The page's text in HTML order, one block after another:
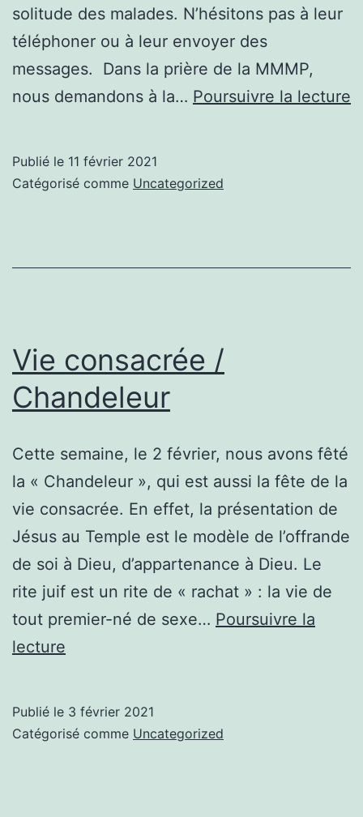
solitude des malades. N’hésitons pas à leur
téléphoner ou à leur envoyer des
messages. Dans la prière de la MMMP,
nous demandons à la… Poursuivre la lecture
Publié le 11 février 2021
Catégorisé comme Uncategorized
Vie consacrée /
Chandeleur
Cette semaine, le 2 février, nous avons fêté
la « Chandeleur », qui est aussi la fête de la
vie consacrée. En effet, la présentation de
Jésus au Temple est le modèle de l’offrande
de soi à Dieu, d’appartenance à Dieu. Le
rite juif est un rite de « rachat » : la vie de
tout premier-né de sexe… Poursuivre la
lecture
Chandeleur
Publié le 3 février 2021
Catégorisé comme Uncategorized